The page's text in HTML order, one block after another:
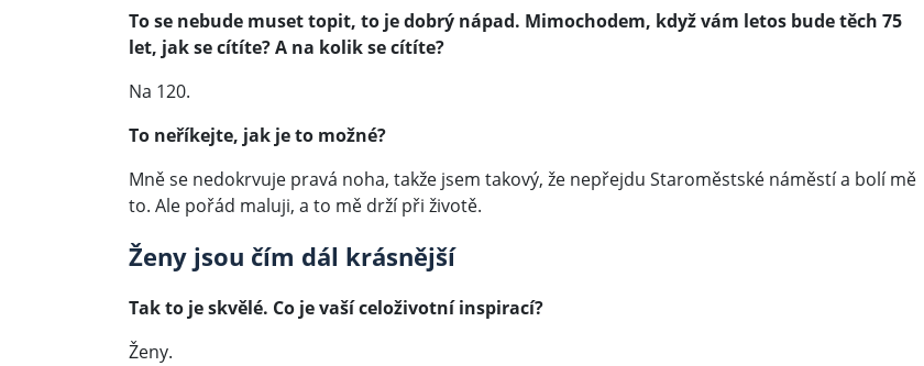
To se nebude muset topit, to je dobrý nápad. Mimochodem, když vám letos bude těch 75
let, jak se cítíte? A na kolik se cítíte?
Na 120.
To neříkejte, jak je to možné?
Mně se nedokrvuje pravá noha, takže jsem takový, že nepřejdu Staroměstské náměstí a bolí mě
to. Ale pořád maluji, a to mě drží při životě.
Ženy jsou čím dál krásnější
Tak to je skvělé. Co je vaší celoživotní inspirací?
Ženy.